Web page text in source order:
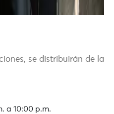
se distribuirán de la
a 10:00 p.m.